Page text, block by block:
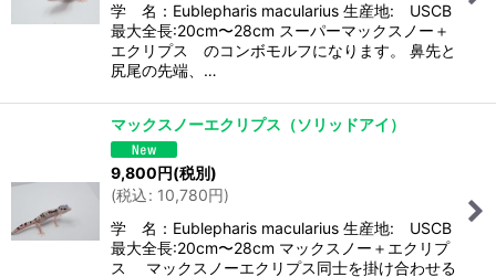
学 名：Eublepharis macularius 生産地: USCB
最大全長:20cm〜28cm スーパーマックスノー＋
エクリプス のコンボモルフになります。 鼻先と
尻尾の先端、…
マックスノーエクリプス（ソリッドアイ）
9,800円(税別)
(税込: 10,780円)
学 名：Eublepharis macularius 生産地: USCB
最大全長:20cm〜28cm マックスノー＋エクリプ
ス マックスノーエクリプス同士を掛け合わせる